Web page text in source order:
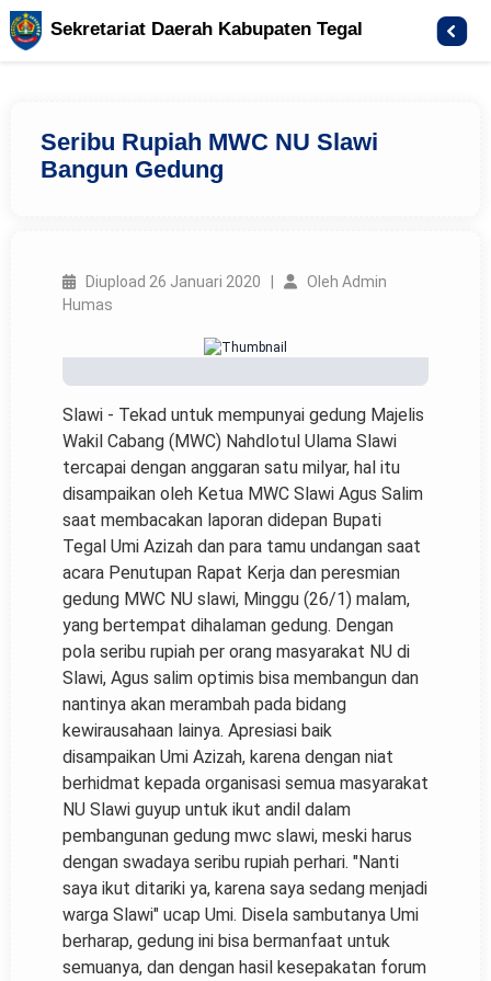
Sekretariat Daerah Kabupaten Tegal
Seribu Rupiah MWC NU Slawi
Bangun Gedung
Diupload 26 Januari 2020 |
Oleh Admin
Humas
Slawi - Tekad untuk mempunyai gedung Majelis
Wakil Cabang (MWC) Nahdlotul Ulama Slawi
tercapai dengan anggaran satu milyar, hal itu
disampaikan oleh Ketua MWC Slawi Agus Salim
saat membacakan laporan didepan Bupati
Tegal Umi Azizah dan para tamu undangan saat
acara Penutupan Rapat Kerja dan peresmian
gedung MWC NU slawi, Minggu (26/1) malam,
yang bertempat dihalaman gedung. Dengan
pola seribu rupiah per orang masyarakat NU di
Slawi, Agus salim optimis bisa membangun dan
nantinya akan merambah pada bidang
kewirausahaan lainya. Apresiasi baik
disampaikan Umi Azizah, karena dengan niat
berhidmat kepada organisasi semua masyarakat
NU Slawi guyup untuk ikut andil dalam
pembangunan gedung mwc slawi, meski harus
dengan swadaya seribu rupiah perhari. "Nanti
saya ikut ditariki ya, karena saya sedang menjadi
warga Slawi" ucap Umi. Disela sambutanya Umi
berharap, gedung ini bisa bermanfaat untuk
semuanya, dan dengan hasil kesepakatan forum